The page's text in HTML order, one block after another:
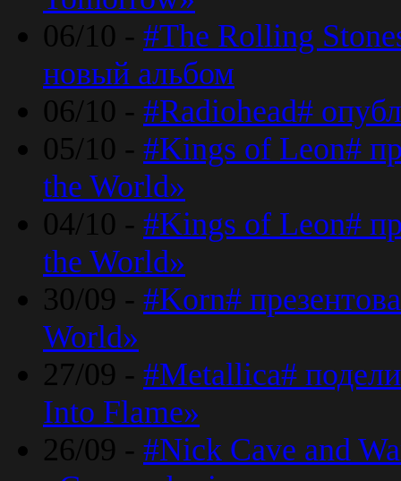
06/10 - #The Rolling
новый альбом
06/10 - #Radiohead#
05/10 - #Kings of Leon#
the World»
04/10 - #Kings of Leon#
the World»
30/09 - #Korn#
World»
27/09 - #Metallica#
Into Flame»
26/09 - #Nick Cave and